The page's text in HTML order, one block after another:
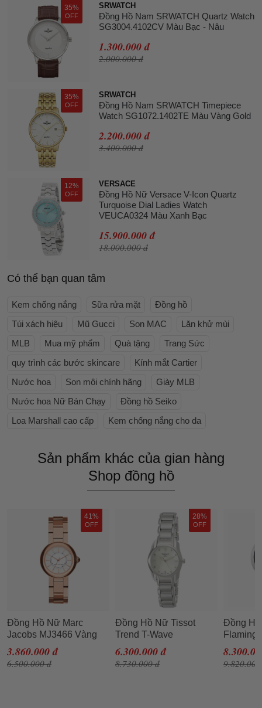
35%
OFF
SRWATCH
Đồng Hồ Nam SRWATCH Quartz Watch
SG3004.4102CV Màu Bạc - Nâu
1.300.000 đ
2.000.000 đ
35%
OFF
SRWATCH
Đồng Hồ Nam SRWATCH Timepiece
Watch SG1072.1402TE Màu Vàng Gold
2.200.000 đ
3.400.000 đ
12%
OFF
VERSACE
Đồng Hồ Nữ Versace V-Icon Quartz
Turquoise Dial Ladies Watch
VEUCA0324 Màu Xanh Bạc
15.900.000 đ
18.000.000 đ
Có thể bạn quan tâm
Kem chống nắng Sữa rửa mặt
Đồng hồ
Túi xách hiệu
Mũ Gucci Son MAC
Lăn khử mùi
MLB
Mua mỹ phẩm Quà tặng
Trang Sức
quy trình các bước skincare
Kính mắt Cartier
Nước hoa
Son môi chính hãng
Giày MLB
Nước hoa Nữ Bán Chạy
Đồng hồ Seiko
Loa Marshall cao cấp
Kem chống nắng cho da
Sản phẩm khác của gian hàng
Shop đồng hồ
41%
OFF
Đồng Hồ Nữ Marc
Jacobs MJ3466 Vàng
Hồng
3.860.000 đ
6.500.000 đ
28%
OFF
Đồng Hồ Nữ Tissot
Trend T-Wave
T023.210.11.116.00
Màu Bạc
6.300.000 đ
8.730.000 đ
Đồng
Flamingo
Màu